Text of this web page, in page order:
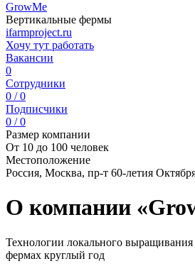
GrowMe
Вертикальные фермы
ifarmproject.ru
Хочу тут работать
Вакансии
0
Сотрудники
0 / 0
Подписчики
0 / 0
Размер компании
От 10 до 100 человек
Местоположение
Россия, Москва, пр-т 60-летия
О компании
Технологии локального
фермах круглый год